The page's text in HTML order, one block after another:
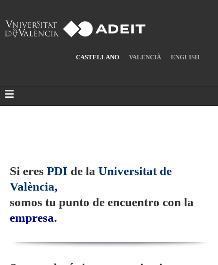
CASTELLANO VALENCIÀ ENGLISH
Si eres PDI de la Universitat de
València,
somos tu punto de encuentro con la
empresa.